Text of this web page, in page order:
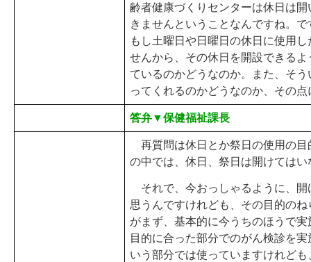
齢者健康づくりセンターは休日は
きませんということなんですね。
もし土曜日や日曜日の休日に使用
せんから、その休日を開設できる
ているのかどうなのか。また、そ
ってくれるのかどうなのか、その
答弁▼保健福祉課長
再質問は休日とか祭日の使用の目
の中では、休日、祭日は開けては
それで、今おっしゃるように、開
思うんですけれども、その目的の
がまず、基本的に今うちのほうで
目的に合った部分でのがん検診を
いう部分では使っていますけれど